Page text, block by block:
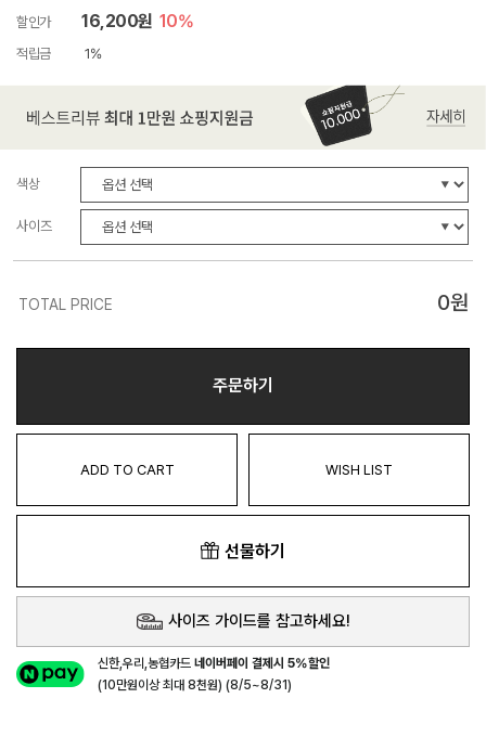
할인가
16,200원 10%
적립금 1%
색상
사이즈
TOTAL PRICE 0원
주문하기
ADD TO CART WISH LIST
선물하기
사이즈 가이드를 참고하세요!
신한,우리,농협카드네이버페이 결제시 5%할인
(10만원이상 최대 8천원) (8/5~8/31)